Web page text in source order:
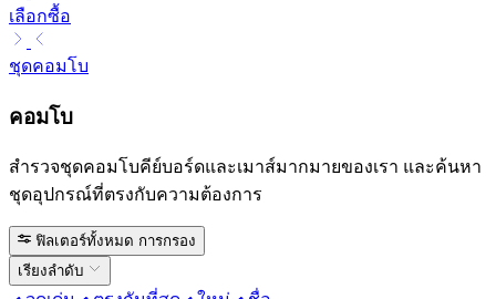
เลือกซื้อ
ชุดคอมโบ
คอมโบ
สำรวจชุดคอมโบคีย์บอร์ดและเมาส์มากมายของเรา และค้นหา
ชุดอุปกรณ์ที่ตรงกับความต้องการ
ฟิลเตอร์ทั้งหมด การกรอง
เรียงลำดับ